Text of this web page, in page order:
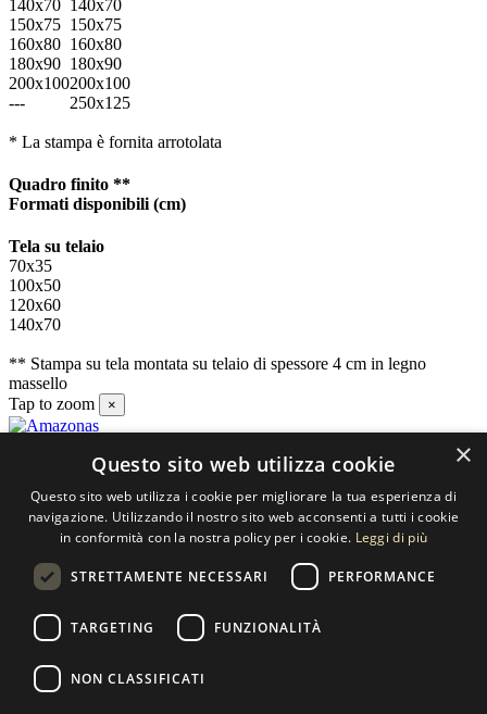
140x70 140x70
150x75 150x75
160x80 160x80
180x90 180x90
200x100200x100
---
250x125
* La stampa è fornita arrotolata
Quadro finito **
Formati disponibili (cm)
Tela su telaio
70x35
100x50
120x60
140x70
** Stampa su tela montata su telaio di spessore 4 cm in legno
massello
Tap to zoom
×
SELECTED ARTWORKS srl
Piazzale Cuoco, 4 - 20137 Milano
info@selectedartworks.com
×
Questo sito web utilizza cookie
Questo sito web utilizza i cookie per migliorare la tua esperienza di
navigazione. Utilizzando il nostro sito web acconsenti a tutti i cookie
in conformità con la nostra policy per i cookie. Leggi di più
STRETTAMENTE NECESSARI PERFORMANCE
TARGETING FUNZIONALITÀ
NON CLASSIFICATI